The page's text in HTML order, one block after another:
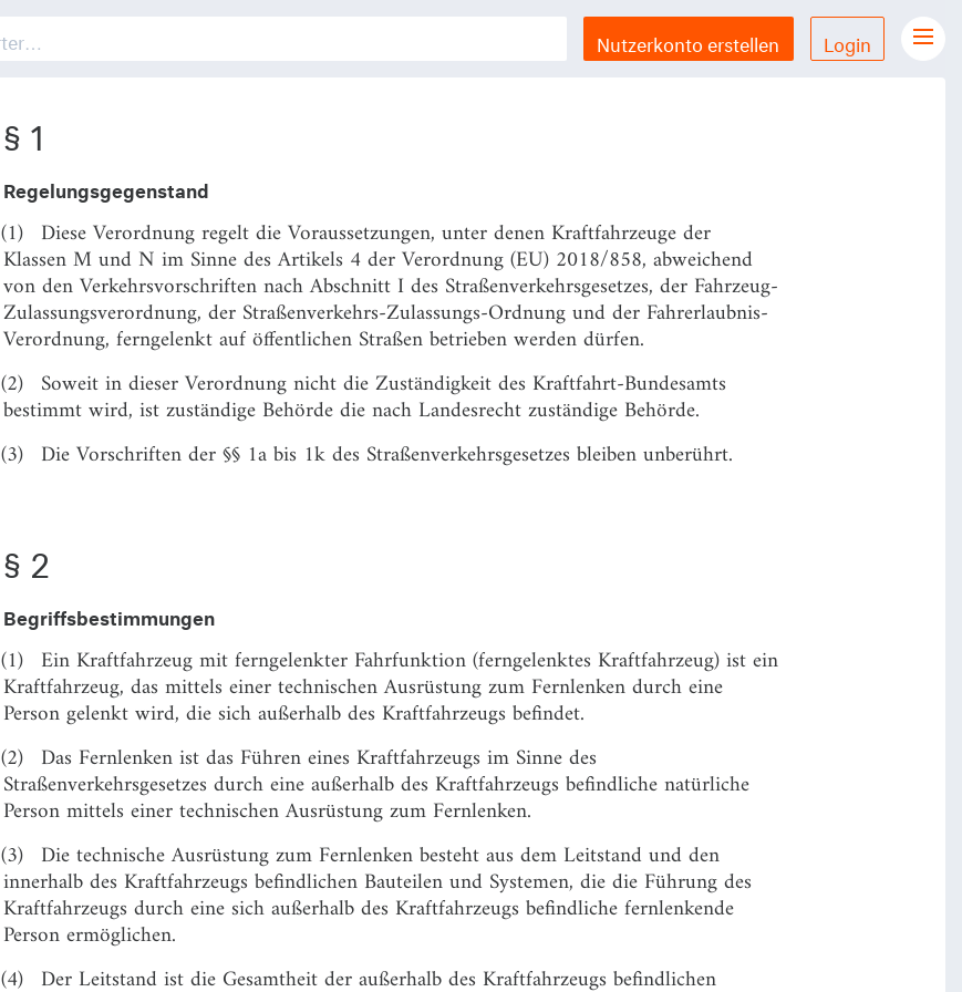
Nutzerkonto erstellen Login
Gesetze Übersicht
Feedback & Support
Datenschutzerklärung
Allgemeine Geschäftsbedingungen
Impressum
§ 1
Regelungsgegenstand
(1) Diese Verordnung regelt die Voraussetzungen, unter denen Kraftfahrzeuge der
Klassen M und N im Sinne des Artikels 4 der Verordnung (EU) 2018/858, abweichend
von den Verkehrsvorschriften nach Abschnitt I des Straßenverkehrsgesetzes, der Fahrzeug-
Zulassungsverordnung, der Straßenverkehrs-Zulassungs-Ordnung und der Fahrerlaubnis-
Verordnung, ferngelenkt auf öffentlichen Straßen betrieben werden dürfen.
(2) Soweit in dieser Verordnung nicht die Zuständigkeit des Kraftfahrt-Bundesamts
bestimmt wird, ist zuständige Behörde die nach Landesrecht zuständige Behörde.
(3) Die Vorschriften der §§ 1a bis 1k des Straßenverkehrsgesetzes bleiben unberührt.
§ 2
Begriffsbestimmungen
(1) Ein Kraftfahrzeug mit ferngelenkter Fahrfunktion (ferngelenktes Kraftfahrzeug) ist ein
Kraftfahrzeug, das mittels einer technischen Ausrüstung zum Fernlenken durch eine
Person gelenkt wird, die sich außerhalb des Kraftfahrzeugs befindet.
(2) Das Fernlenken ist das Führen eines Kraftfahrzeugs im Sinne des
Straßenverkehrsgesetzes durch eine außerhalb des Kraftfahrzeugs befindliche natürliche
Person mittels einer technischen Ausrüstung zum Fernlenken.
(3) Die technische Ausrüstung zum Fernlenken besteht aus dem Leitstand und den
innerhalb des Kraftfahrzeugs befindlichen Bauteilen und Systemen, die die Führung des
Kraftfahrzeugs durch eine sich außerhalb des Kraftfahrzeugs befindliche fernlenkende
Person ermöglichen.
(4) Der Leitstand ist die Gesamtheit der außerhalb des Kraftfahrzeugs befindlichen